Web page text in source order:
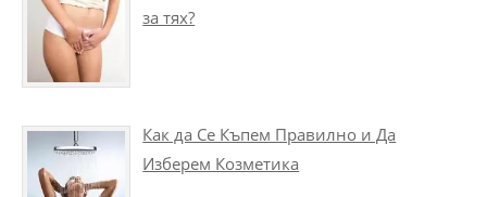
за тях?
Как да Се Къпем Правилно и Да
Изберем Козметика